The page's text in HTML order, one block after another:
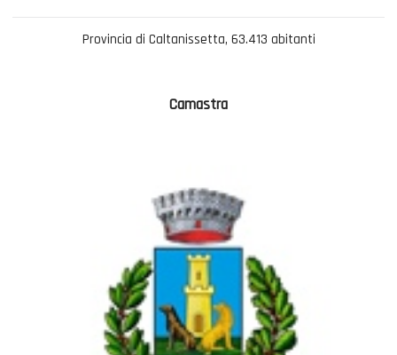
Provincia di Caltanissetta, 63.413 abitanti
Camastra